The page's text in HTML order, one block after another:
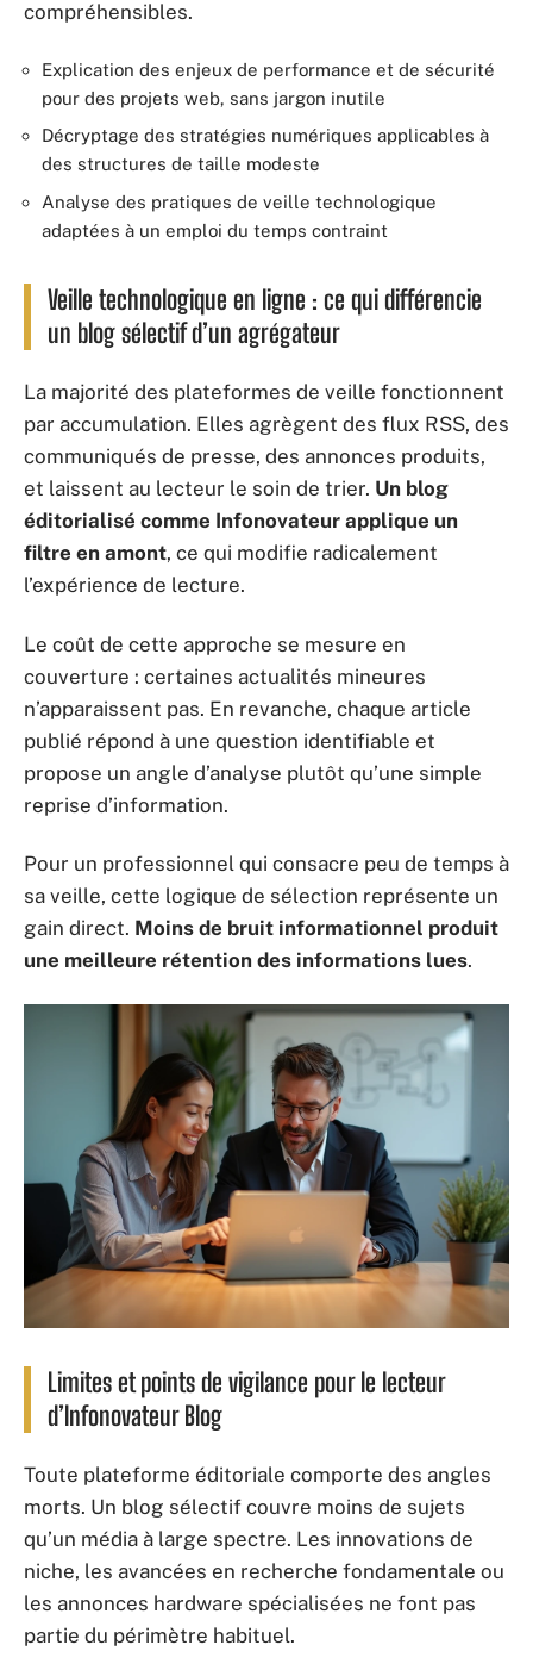
compréhensibles.
Explication des enjeux de performance et de sécurité
pour des projets web, sans jargon inutile
Décryptage des stratégies numériques applicables à
des structures de taille modeste
Analyse des pratiques de veille technologique
adaptées à un emploi du temps contraint
Veille technologique en ligne : ce qui différencie
un blog sélectif d’un agrégateur
La majorité des plateformes de veille fonctionnent
par accumulation. Elles agrègent des flux RSS, des
communiqués de presse, des annonces produits,
et laissent au lecteur le soin de trier. Un blog
éditorialisé comme Infonovateur applique un
filtre en amont, ce qui modifie radicalement
l’expérience de lecture.
Le coût de cette approche se mesure en
couverture : certaines actualités mineures
n’apparaissent pas. En revanche, chaque article
publié répond à une question identifiable et
propose un angle d’analyse plutôt qu’une simple
reprise d’information.
Pour un professionnel qui consacre peu de temps à
sa veille, cette logique de sélection représente un
gain direct. Moins de bruit informationnel produit
une meilleure rétention des informations lues.
Limites et points de vigilance pour le lecteur
d’Infonovateur Blog
Toute plateforme éditoriale comporte des angles
morts. Un blog sélectif couvre moins de sujets
qu’un média à large spectre. Les innovations de
niche, les avancées en recherche fondamentale ou
les annonces hardware spécialisées ne font pas
partie du périmètre habituel.